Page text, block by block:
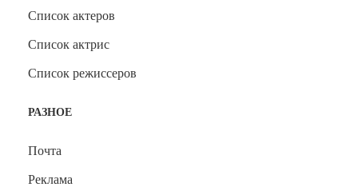
Список актеров
Список актрис
Список режиссеров
РАЗНОЕ
Почта
Реклама